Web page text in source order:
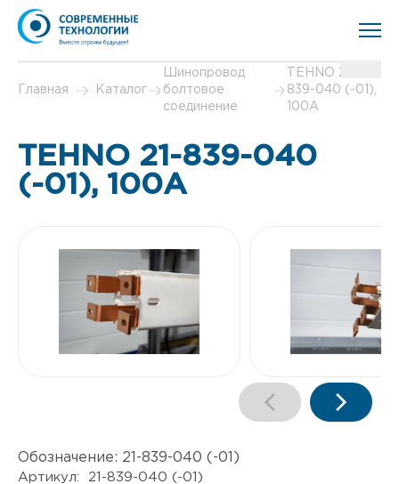
Главная Каталог
Шинопровод
болтовое
соединение
TEHNO 21-
839-040 (-01),
100А
TEHNO 21-839-040
(-01), 100А
Обозначение: 21-839-040 (-01)
Артикул: 21-839-040 (-01)